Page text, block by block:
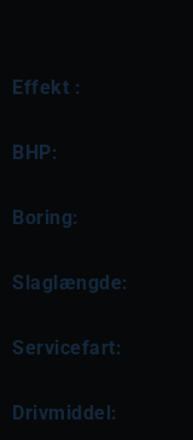
Effekt :
BHP:
Boring:
Slaglængde:
Servicefart:
Drivmiddel: